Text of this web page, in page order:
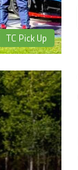
TC Pick Up